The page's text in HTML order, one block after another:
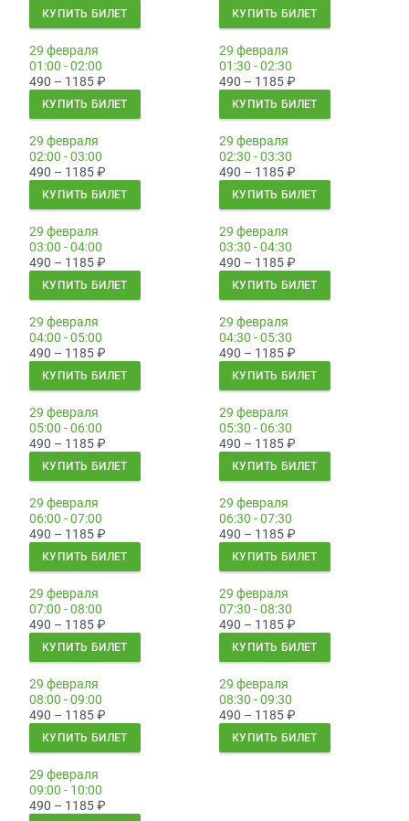
КУПИТЬ БИЛЕТ КУПИТЬ БИЛЕТ
29 февраля
01:00 - 02:00
490 – 1185₽
КУПИТЬ БИЛЕТ
29 февраля
01:30 - 02:30
490 – 1185₽
КУПИТЬ БИЛЕТ
29 февраля
02:00 - 03:00
490 – 1185₽
КУПИТЬ БИЛЕТ
29 февраля
02:30 - 03:30
490 – 1185₽
КУПИТЬ БИЛЕТ
29 февраля
03:00 - 04:00
490 – 1185₽
КУПИТЬ БИЛЕТ
29 февраля
03:30 - 04:30
490 – 1185₽
КУПИТЬ БИЛЕТ
29 февраля
04:00 - 05:00
490 – 1185₽
КУПИТЬ БИЛЕТ
29 февраля
04:30 - 05:30
490 – 1185₽
КУПИТЬ БИЛЕТ
29 февраля
05:00 - 06:00
490 – 1185₽
КУПИТЬ БИЛЕТ
29 февраля
05:30 - 06:30
490 – 1185₽
КУПИТЬ БИЛЕТ
29 февраля
06:00 - 07:00
490 – 1185₽
КУПИТЬ БИЛЕТ
29 февраля
06:30 - 07:30
490 – 1185₽
КУПИТЬ БИЛЕТ
29 февраля
07:00 - 08:00
490 – 1185₽
КУПИТЬ БИЛЕТ
29 февраля
07:30 - 08:30
490 – 1185₽
КУПИТЬ БИЛЕТ
29 февраля
08:00 - 09:00
490 – 1185₽
КУПИТЬ БИЛЕТ
29 февраля
08:30 - 09:30
490 – 1185₽
КУПИТЬ БИЛЕТ
29 февраля
09:00 - 10:00
490 – 1185₽